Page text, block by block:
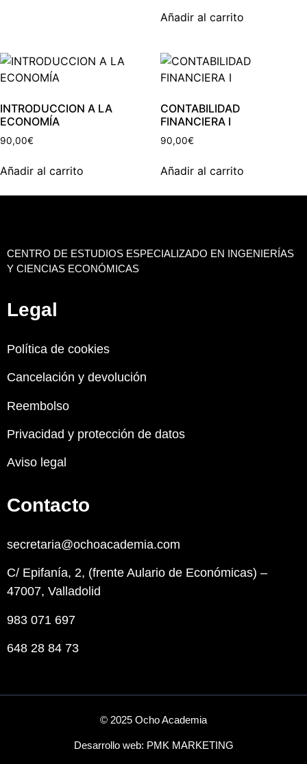
Añadir al carrito
INTRODUCCION A LA
ECONOMÍA
90,00€
Añadir al carrito
CONTABILIDAD
FINANCIERA I
90,00€
Añadir al carrito
CENTRO DE ESTUDIOS ESPECIALIZADO EN INGENIERÍAS
Y CIENCIAS ECONÓMICAS
Legal
Política de cookies
Cancelación y devolución
Reembolso
Privacidad y protección de datos
Aviso legal
Contacto
secretaria@ochoacademia.com
C/ Epifanía, 2, (frente Aulario de Económicas) –
47007, Valladolid
983 071 697
648 28 84 73
© 2025 Ocho Academia
Desarrollo web: PMK MARKETING